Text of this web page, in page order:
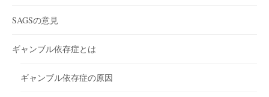
SAGSの意見
ギャンブル依存症とは
ギャンブル依存症の原因